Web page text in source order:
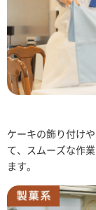
ケーキの飾り付け
て、スムーズな作
ます。